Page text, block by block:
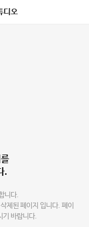
디오
.
니다.
제된 페이지 입니다. 페이
기 바랍니다.